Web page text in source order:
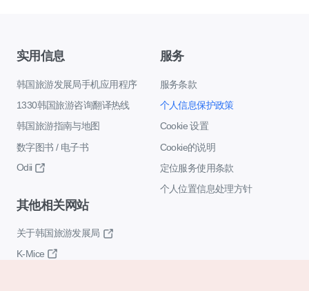
实用信息
韩国旅游发展局手机应用程序
1330韩国旅游咨询翻译热线
韩国旅游指南与地图
数字图书 / 电子书
Odii
服务
服务条款
个人信息保护政策
Cookie 设置
Cookie的说明
定位服务使用条款
个人位置信息处理方针
其他相关网站
关于韩国旅游发展局
K-Mice